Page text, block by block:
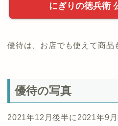
にぎりの徳兵衛
優待は、お店でも使えて商品
優待の写真
2021年12月後半に2021年9月